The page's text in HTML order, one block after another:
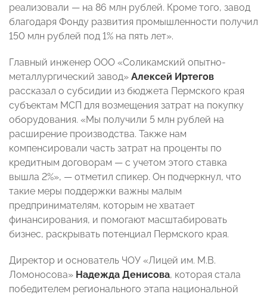
реализовали — на 86 млн рублей. Кроме того, завод
благодаря Фонду развития промышленности получил
150 млн рублей под 1% на пять лет».
Главный инженер ООО «Соликамский опытно-
металлургический завод» Алексей Иртегов
рассказал о субсидии из бюджета Пермского края
субъектам МСП для возмещения затрат на покупку
оборудования. «Мы получили 5 млн рублей на
расширение производства. Также нам
компенсировали часть затрат на проценты по
кредитным договорам — с учетом этого ставка
вышла 2%», — отметил спикер. Он подчеркнул, что
такие меры поддержки важны малым
предпринимателям, которым не хватает
финансирования, и помогают масштабировать
бизнес, раскрывать потенциал Пермского края.
Директор и основатель ЧОУ «Лицей им. М.В.
Ломоносова» Надежда Денисова, которая стала
победителем регионального этапа национальной